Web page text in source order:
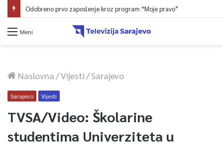
Odobreno prvo zaposlenje kroz program “Moje pravo”
Meni
Naslovna/Vijesti/Sarajevo
Sarajevo Vijesti
TVSA/Video: Školarine
studentima Univerziteta u